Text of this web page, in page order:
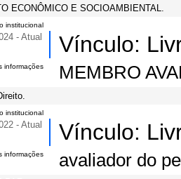
ECONÔMICO E SOCIOAMBIENTAL.
institucional
- Atual Vínculo:
informações MEMBRO
institucional
- Atual Vínculo:
informações avaliador do